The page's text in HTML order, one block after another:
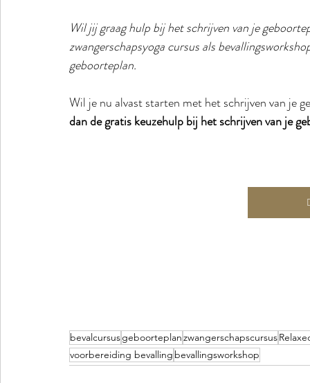
Wil jij graag hulp bij het schrijven van je
zwangerschapsyoga cursus als
geboorteplan.
Wil je nu alvast starten met het schrijven van je
dan de gratis keuzehulp bij het schrijven van je
bevalcursusgeboorteplanzwangerschapscursus
voorbereiding bevalling bevallingsworkshop